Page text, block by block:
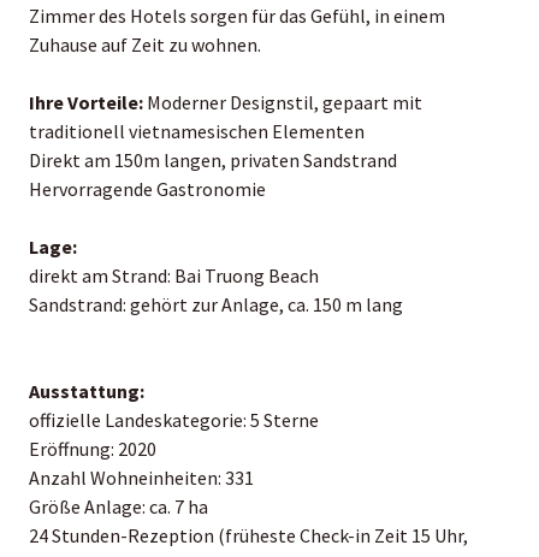
Zimmer des Hotels sorgen für das Gefühl, in einem
Zuhause auf Zeit zu wohnen.
Ihre Vorteile: Moderner Designstil, gepaart mit
traditionell vietnamesischen Elementen
Direkt am 150m langen, privaten Sandstrand
Hervorragende Gastronomie
Lage:
direkt am Strand: Bai Truong Beach
Sandstrand: gehört zur Anlage, ca. 150 m lang
Ausstattung:
offizielle Landeskategorie: 5 Sterne
Eröffnung: 2020
Anzahl Wohneinheiten: 331
Größe Anlage: ca. 7 ha
24 Stunden-Rezeption (früheste Check-in Zeit 15 Uhr,